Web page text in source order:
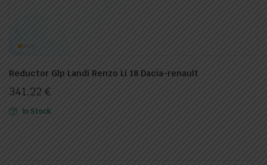
Reductor Glp Landi Renzo Li 18 Dacia-renault
341,22 €
In Stock